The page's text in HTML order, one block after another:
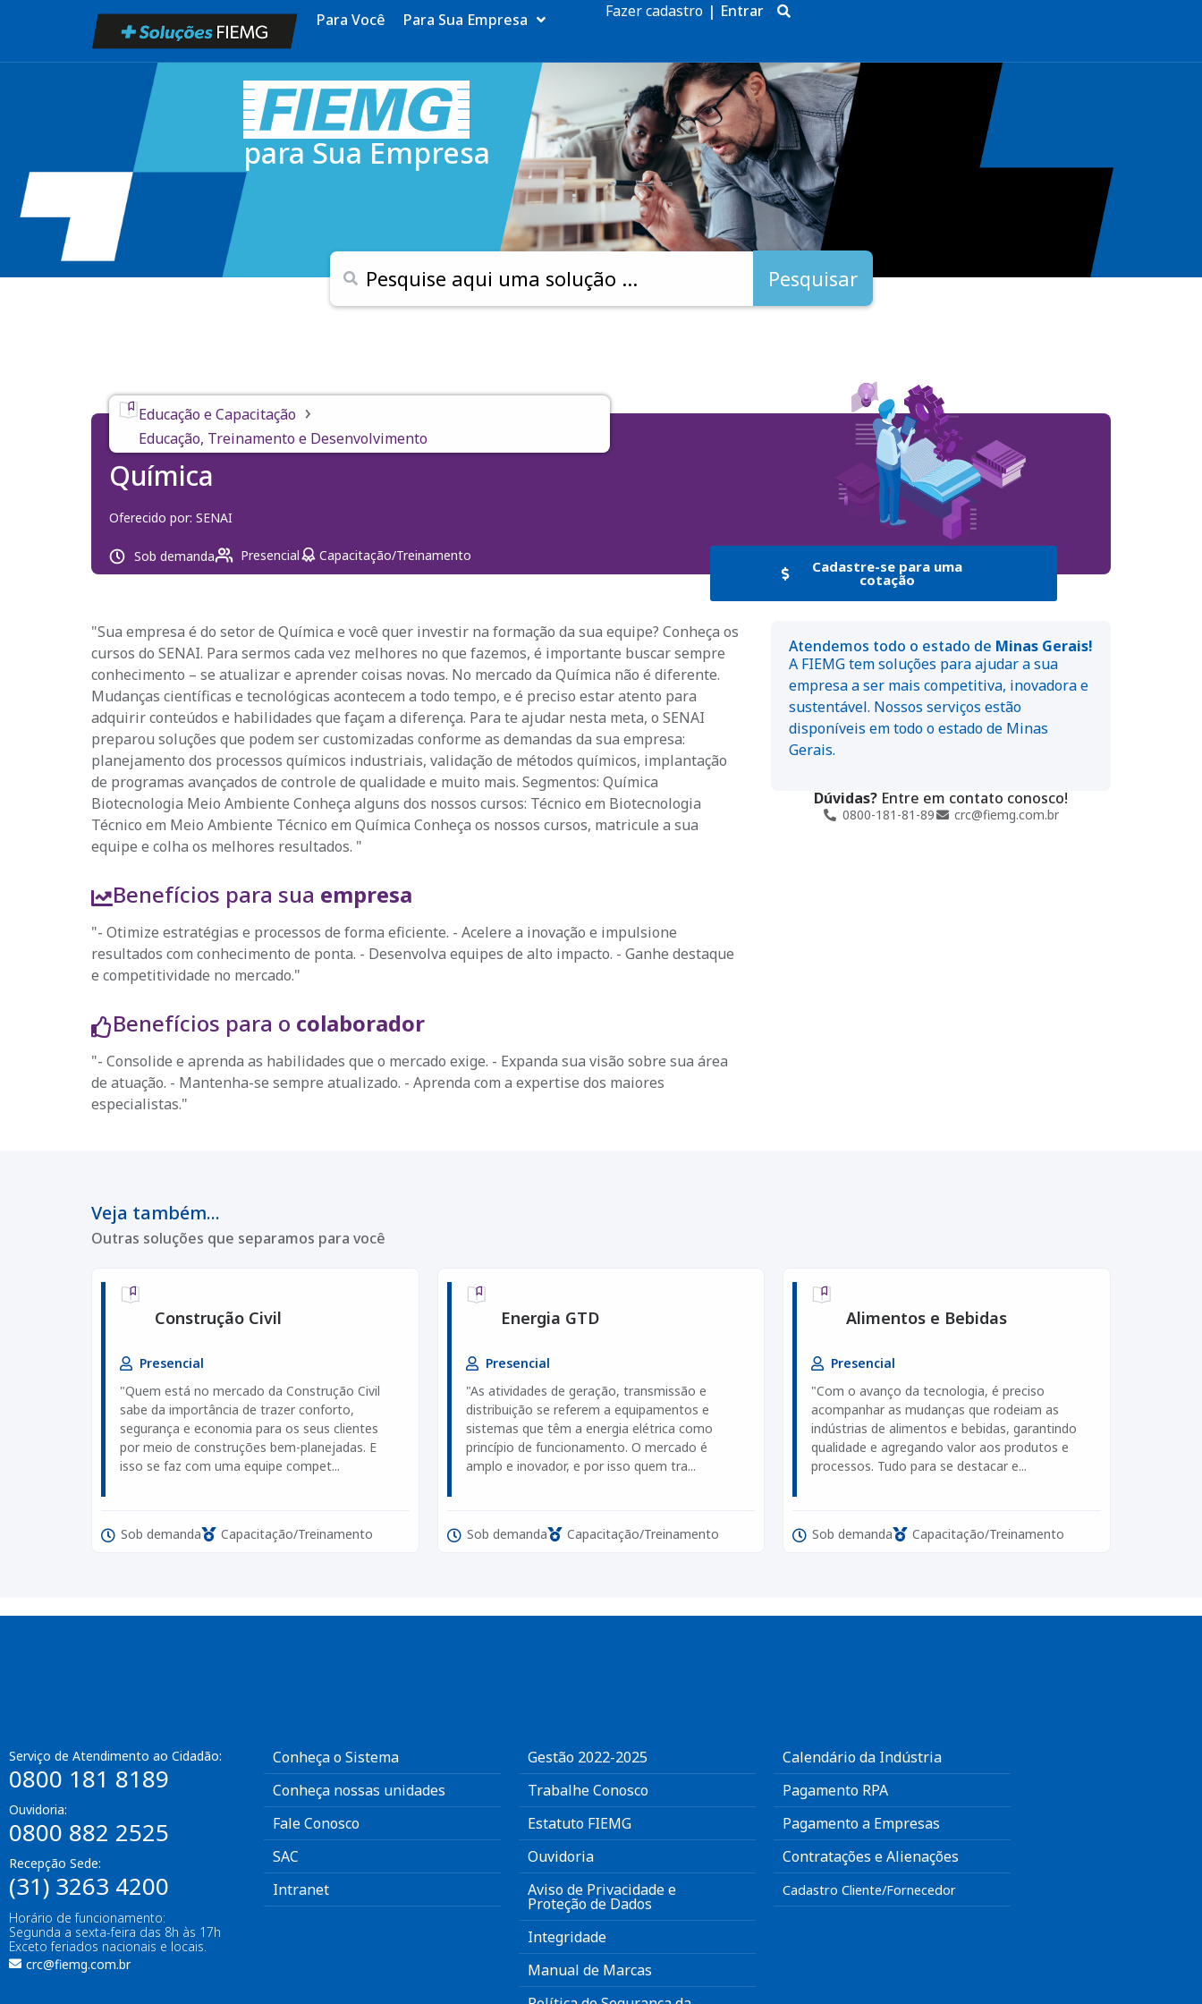
Para Você Para Sua Empresa Fazer cadastro | Entrar
para Sua Empresa
Pesquisar
Educação e Capacitação ›
Educação, Treinamento e Desenvolvimento
Química
Oferecido por: SENAI
Sob demanda Presencial Capacitação/Treinamento
Cadastre-se para uma
cotação
"Sua empresa é do setor de Química e você quer investir na formação da sua equipe? Conheça os
cursos do SENAI. Para sermos cada vez melhores no que fazemos, é importante buscar sempre
conhecimento – se atualizar e aprender coisas novas. No mercado da Química não é diferente.
Mudanças científicas e tecnológicas acontecem a todo tempo, e é preciso estar atento para
adquirir conteúdos e habilidades que façam a diferença. Para te ajudar nesta meta, o SENAI
preparou soluções que podem ser customizadas conforme as demandas da sua empresa:
planejamento dos processos químicos industriais, validação de métodos químicos, implantação
de programas avançados de controle de qualidade e muito mais. Segmentos: Química
Biotecnologia Meio Ambiente Conheça alguns dos nossos cursos: Técnico em Biotecnologia
Técnico em Meio Ambiente Técnico em Química Conheça os nossos cursos, matricule a sua
equipe e colha os melhores resultados. "
Benefícios para sua empresa
"- Otimize estratégias e processos de forma eficiente. - Acelere a inovação e impulsione
resultados com conhecimento de ponta. - Desenvolva equipes de alto impacto. - Ganhe destaque
e competitividade no mercado."
Benefícios para o colaborador
"- Consolide e aprenda as habilidades que o mercado exige. - Expanda sua visão sobre sua área
de atuação. - Mantenha-se sempre atualizado. - Aprenda com a expertise dos maiores
especialistas."
Atendemos todo o estado de Minas Gerais!
A FIEMG tem soluções para ajudar a sua
empresa a ser mais competitiva, inovadora e
sustentável. Nossos serviços estão
disponíveis em todo o estado de Minas
Gerais.
Dúvidas?Entre em contato conosco!
0800-181-81-89 crc@fiemg.com.br
Veja também...
Outras soluções que separamos para você
Construção Civil
Presencial
"Quem está no mercado da Construção Civil
sabe da importância de trazer conforto,
segurança e economia para os seus clientes
por meio de construções bem-planejadas. E
isso se faz com uma equipe compet...
Sob demanda Capacitação/Treinamento
Energia GTD
Presencial
"As atividades de geração, transmissão e
distribuição se referem a equipamentos e
sistemas que têm a energia elétrica como
princípio de funcionamento. O mercado é
amplo e inovador, e por isso quem tra...
Sob demanda Capacitação/Treinamento
Alimentos e Bebidas
Presencial
"Com o avanço da tecnologia, é preciso
acompanhar as mudanças que rodeiam as
indústrias de alimentos e bebidas, garantindo
qualidade e agregando valor aos produtos e
processos. Tudo para se destacar e...
Sob demanda Capacitação/Treinamento
Serviço de Atendimento ao Cidadão:
0800 181 8189
Ouvidoria:
0800 882 2525
Recepção Sede:
(31) 3263 4200
Horário de funcionamento:
Segunda a sexta-feira das 8h às 17h
Exceto feriados nacionais e locais.
crc@fiemg.com.br
Conheça o Sistema
Conheça nossas unidades
Fale Conosco
SAC
Intranet
Gestão 2022-2025
Trabalhe Conosco
Estatuto FIEMG
Ouvidoria
Aviso de Privacidade e
Proteção de Dados
Integridade
Manual de Marcas
Calendário da Indústria
Pagamento RPA
Pagamento a Empresas
Contratações e Alienações
Cadastro Cliente/Fornecedor